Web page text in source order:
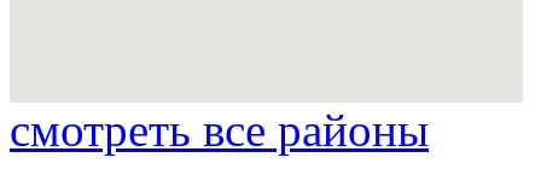
смотреть все районы